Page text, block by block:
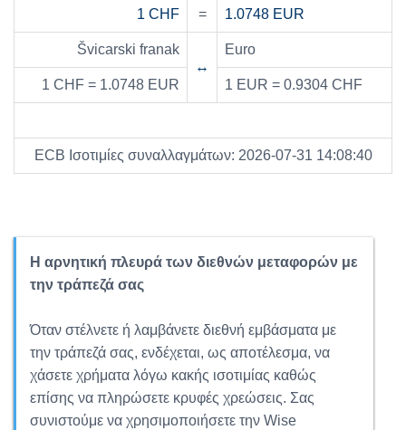
1 CHF = 1.0748 EUR
Švicarski franak
↔
Euro
1 CHF = 1.0748 EUR 1 EUR = 0.9304 CHF
ECB Ισοτιμίες συναλλαγμάτων: 2026-07-31 14:08:40
Η αρνητική πλευρά των διεθνών μεταφορών με
την τράπεζά σας
Όταν στέλνετε ή λαμβάνετε διεθνή εμβάσματα με
την τράπεζά σας, ενδέχεται, ως αποτέλεσμα, να
χάσετε χρήματα λόγω κακής ισοτιμίας καθώς
επίσης να πληρώσετε κρυφές χρεώσεις. Σας
συνιστούμε να χρησιμοποιήσετε την Wise